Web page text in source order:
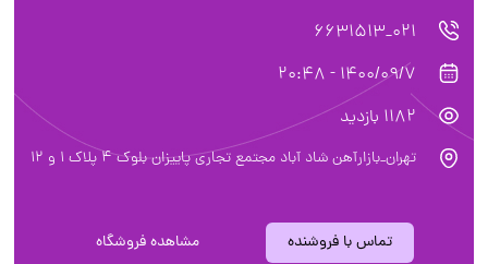
021_6631513
1400/09/7 - 20:48
1182 بازدید
تهران_بازارآهن شاد آباد مجتمع تجاری پاییزان بلوک ۴ پلاک ۱ و ۱۲
تماس با فروشنده مشاهده فروشگاه